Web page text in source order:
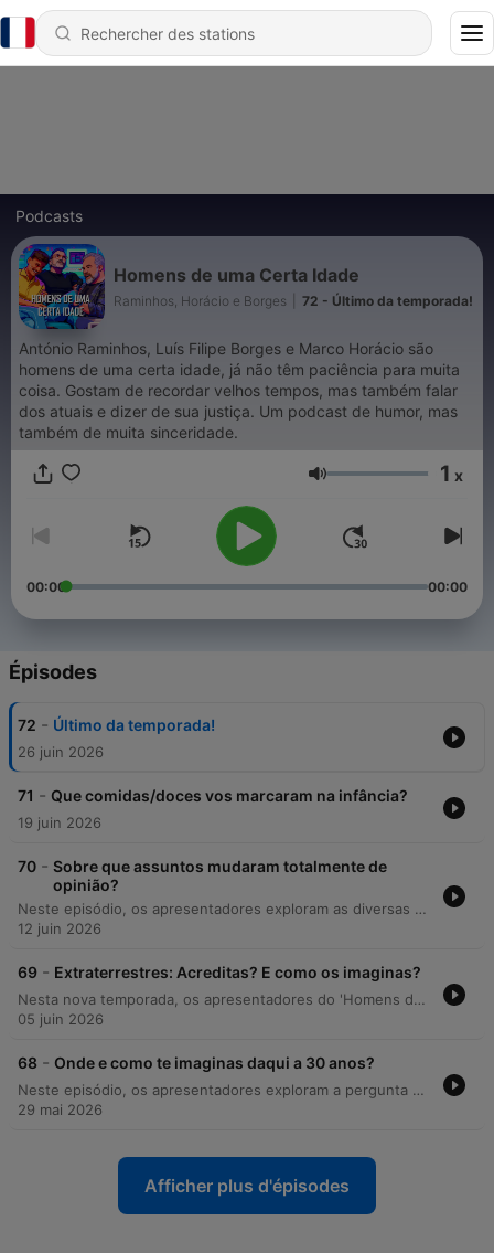
Podcasts
Homens de uma Certa Idade
Raminhos, Horácio e Borges 72 - Último da temporada!
António Raminhos, Luís Filipe Borges e Marco Horácio são
homens de uma certa idade, já não têm paciência para muita
coisa. Gostam de recordar velhos tempos, mas também falar
dos atuais e dizer de sua justiça. Um podcast de humor, mas
também de muita sinceridade.
Volume 1 x
00:00 00:00
Épisodes
72 - Último da temporada!
26 juin 2026
71 - Que comidas/doces vos marcaram na infância?
19 juin 2026
70 - Sobre que assuntos mudaram totalmente de
opinião?
Neste episódio, os apresentadores exploram as diversas mudanças de perspetiva que ocorreram ao longo de suas vidas, abordando desde preferências alimentares e hábitos de saúde mental até a evolução de seus valores e ambições de carreira. A conversa reflete sobre o impacto da pandemia na perceção do papel dos humoristas na sociedade e discute temas como o desinteresse pela fama, o patriotismo e as polémicas no mundo do futebol e do desporto.
12 juin 2026
69 - Extraterrestres: Acreditas? E como os imaginas?
Nesta nova temporada, os apresentadores do 'Homens de uma Certa Idade' estreiam um novo estúdio luxuoso, abordando temas que vão desde o fenómeno musical de Bad Bunny e a simplicidade da música moderna até reflexões sobre a existência de vida extraterrestre. O episódio explora relatos de avistamentos em Portugal, vídeos do Pentágono e as vastas distâncias siderais. A conversa aprofunda-se em teorias sobre a presença de inteligência extraterrestre na Terra, o impacto de cataclismos em civilizações antigas e a possibilidade de estarmos a ser observados, alternando entre o debate científico e o humor descontraído.
05 juin 2026
68 - Onde e como te imaginas daqui a 30 anos?
Neste episódio, os apresentadores exploram a pergunta enviada pelos ouvintes sobre como se imaginam daqui a 30 anos, partilhando diversas respostas de seguidores que abordam temas como a vitalidade na terceira idade, o desejo de manter a autonomia e as expectativas de saúde e longevidade. A conversa percorre visões humorísticas e reflexivas sobre o envelhecimento, o impacto da tecnologia e da genética no futuro e as mudanças no conceito de idade. O episódio encerra com memórias pessoais sobre o impacto da demência e reflexões existenciais sobre a importância de viver o momento presente.
29 mai 2026
Afficher plus d'épisodes